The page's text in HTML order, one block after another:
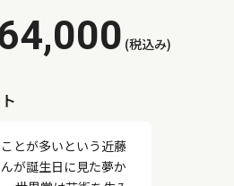
(税込み)
とが多いという近藤
が誕生日に見た夢か